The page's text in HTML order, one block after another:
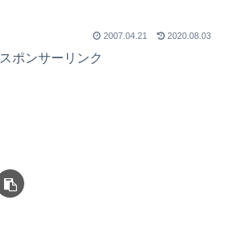
2007.04.21 2020.08.03
スポンサーリンク